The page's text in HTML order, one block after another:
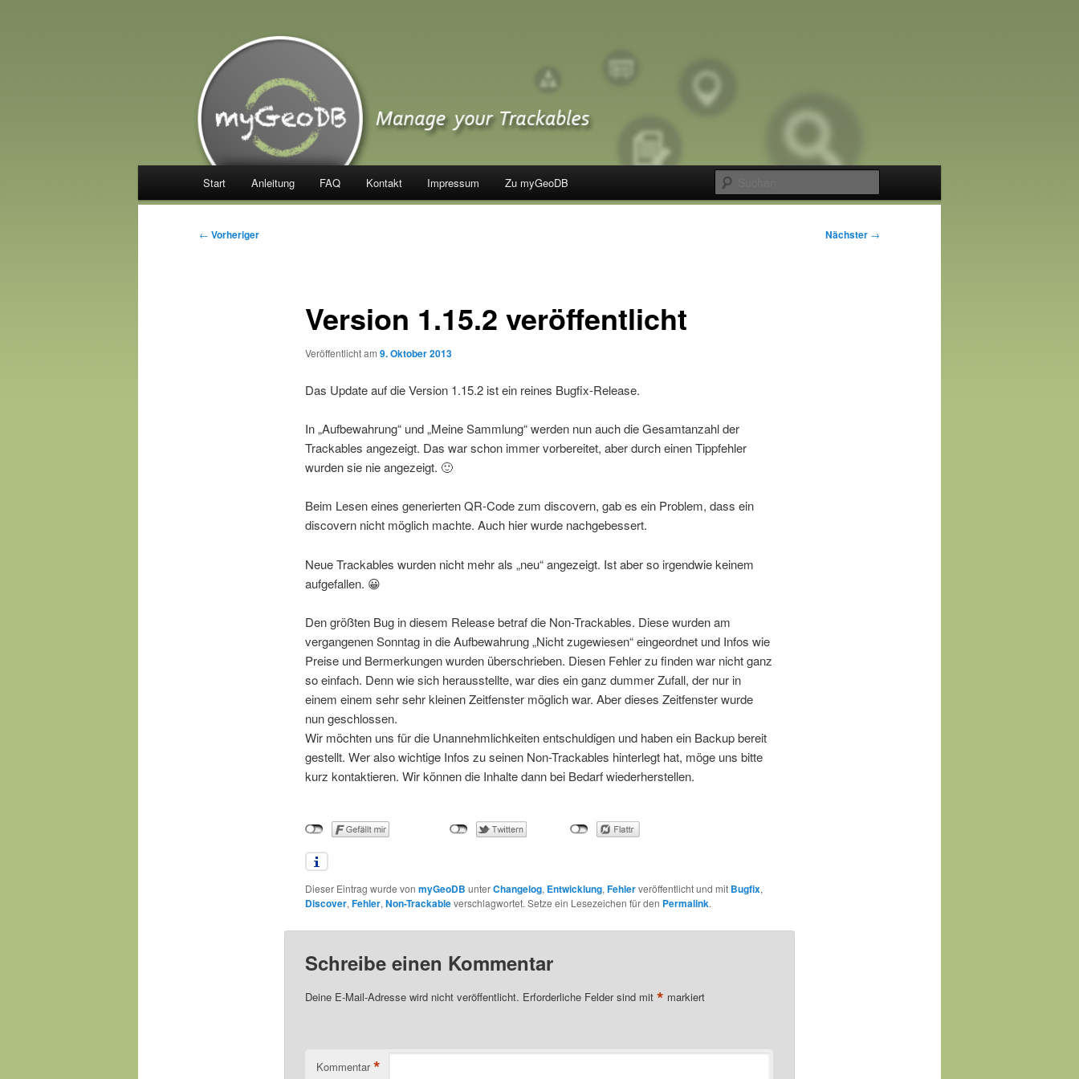
myGeoDB
Manage your Trackables
Start Anleitung FAQ Kontakt Impressum Zu myGeoDB
Beitragsnavigation
← Vorheriger Nächster →
Version 1.15.2 veröffentlicht
Veröffentlicht am 9. Oktober 2013
Das Update auf die Version 1.15.2 ist ein reines Bugfix-Release.
In „Aufbewahrung“ und „Meine Sammlung“ werden nun auch die Gesamtanzahl der
Trackables angezeigt. Das war schon immer vorbereitet, aber durch einen Tippfehler
wurden sie nie angezeigt. 🙂
Beim Lesen eines generierten QR-Code zum discovern, gab es ein Problem, dass ein
discovern nicht möglich machte. Auch hier wurde nachgebessert.
Neue Trackables wurden nicht mehr als „neu“ angezeigt. Ist aber so irgendwie keinem
aufgefallen. 😀
Den größten Bug in diesem Release betraf die Non-Trackables. Diese wurden am
vergangenen Sonntag in die Aufbewahrung „Nicht zugewiesen“ eingeordnet und Infos wie
Preise und Bermerkungen wurden überschrieben. Diesen Fehler zu finden war nicht ganz
so einfach. Denn wie sich herausstellte, war dies ein ganz dummer Zufall, der nur in
einem einem sehr sehr kleinen Zeitfenster möglich war. Aber dieses Zeitfenster wurde
nun geschlossen.
Wir möchten uns für die Unannehmlichkeiten entschuldigen und haben ein Backup bereit
gestellt. Wer also wichtige Infos zu seinen Non-Trackables hinterlegt hat, möge uns bitte
kurz kontaktieren. Wir können die Inhalte dann bei Bedarf wiederherstellen.
Dieser Eintrag wurde von myGeoDB unterChangelog, Entwicklung,Fehlerveröffentlicht und mit Bugfix,
Discover,Fehler,Non-Trackableverschlagwortet. Setze ein Lesezeichen für den Permalink.
Schreibe einen Kommentar
Deine E-Mail-Adresse wird nicht veröffentlicht. Erforderliche Felder sind mit * markiert
Kommentar *